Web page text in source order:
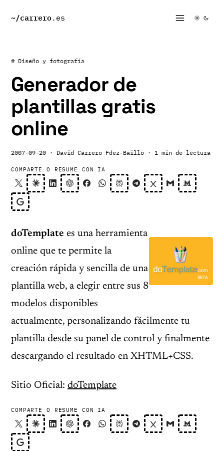
~/carrero.es
# Diseño y fotografía
Generador de
plantillas gratis
online
2007-09-20 · David Carrero Fdez-Baillo · 1 min de lectura
COMPARTE O RESUME CON IA
doTemplate es una herramienta
online que te permite la
creación rápida y sencilla de una
plantilla web, a elegir entre sus 8
modelos disponibles
actualmente, personalizando fácilmente tu
plantilla desde su panel de control y finalmente
descargando el resultado en XHTML+CSS.
Sitio Oficial: doTemplate
COMPARTE O RESUME CON IA